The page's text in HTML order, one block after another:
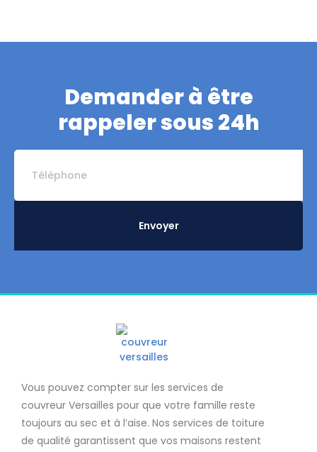
Demander à être
rappeler sous 24h
Envoyer
Vous pouvez compter sur les services de
couvreur Versailles pour que votre famille reste
toujours au sec et à l’aise. Nos services de toiture
de qualité garantissent que vos maisons restent